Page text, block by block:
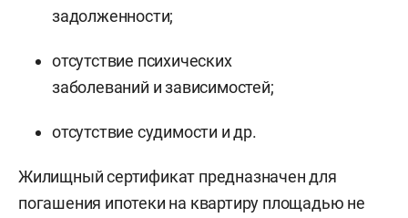
задолженности;
отсутствие психических
заболеваний и зависимостей;
отсутствие судимости и др.
Жилищный сертификат предназначен для
погашения ипотеки на квартиру площадью не